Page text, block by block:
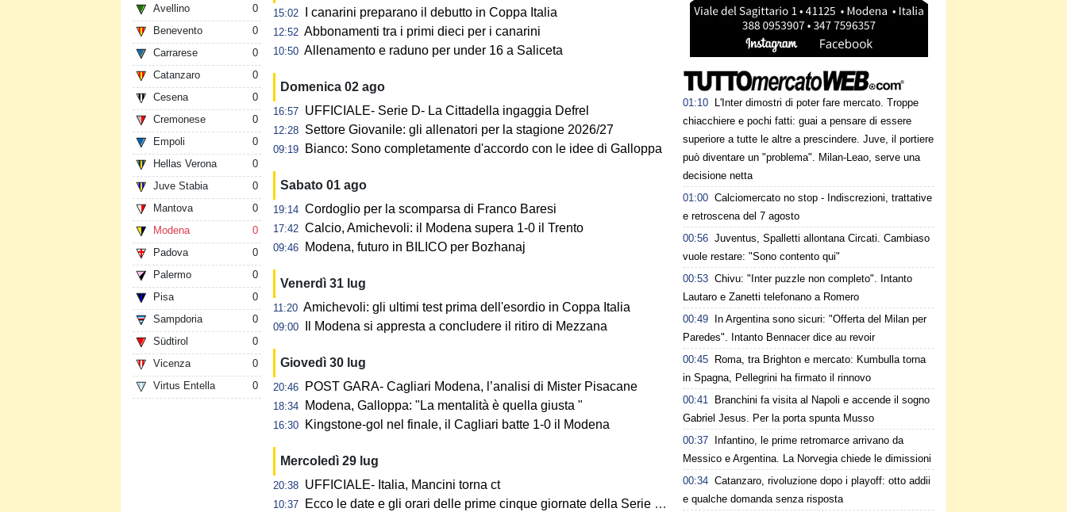
Avellino
0
Benevento
0
Carrarese
0
Catanzaro
0
Cesena
0
Cremonese
0
Empoli
0
Hellas Verona
0
Juve Stabia
0
Mantova
0
Modena
0
Padova
0
Palermo
0
Pisa
0
Sampdoria
0
Südtirol
0
Vicenza
0
Virtus Entella
0
15:02 I canarini preparano il debutto in Coppa Italia
12:52 Abbonamenti tra i primi dieci per i canarini
10:50 Allenamento e raduno per under 16 a Saliceta
Domenica 02 ago
16:57 UFFICIALE- Serie D- La Cittadella ingaggia Defrel
12:28 Settore Giovanile: gli allenatori per la stagione 2026/27
09:19 Bianco: Sono completamente d'accordo con le idee di Galloppa
Sabato 01 ago
19:14 Cordoglio per la scomparsa di Franco Baresi
17:42 Calcio, Amichevoli: il Modena supera 1-0 il Trento
09:46 Modena, futuro in BILICO per Bozhanaj
Venerdì 31 lug
11:20 Amichevoli: gli ultimi test prima dell'esordio in Coppa Italia
09:00 Il Modena si appresta a concludere il ritiro di Mezzana
Giovedì 30 lug
20:46 POST GARA- Cagliari Modena, l’analisi di Mister Pisacane
18:34 Modena, Galloppa: "La mentalità è quella giusta "
16:30 Kingstone-gol nel finale, il Cagliari batte 1-0 il Modena
Mercoledì 29 lug
20:38 UFFICIALE- Italia, Mancini torna ct
10:37 Ecco le date e gli orari delle prime cinque giornate della Serie BKT
01:10
L'Inter dimostri di poter fare mercato. Troppe
chiacchiere e pochi fatti: guai a pensare di essere
superiore a tutte le altre a prescindere. Juve, il portiere
può diventare un "problema". Milan-Leao, serve una
decisione netta
01:00 Calciomercato no stop - Indiscrezioni, trattative
e retroscena del 7 agosto
00:56 Juventus, Spalletti allontana Circati. Cambiaso
vuole restare: "Sono contento qui"
00:53 Chivu: "Inter puzzle non completo". Intanto
Lautaro e Zanetti telefonano a Romero
00:49
In Argentina sono sicuri: "Offerta del Milan per
Paredes". Intanto Bennacer dice au revoir
00:45
Roma, tra Brighton e mercato: Kumbulla torna
in Spagna, Pellegrini ha firmato il rinnovo
00:41
Branchini fa visita al Napoli e accende il sogno
Gabriel Jesus. Per la porta spunta Musso
00:37
Infantino, le prime retromarce arrivano da
Messico e Argentina. La Norvegia chiede le dimissioni
00:34 Catanzaro, rivoluzione dopo i playoff: otto addii
e qualche domanda senza risposta